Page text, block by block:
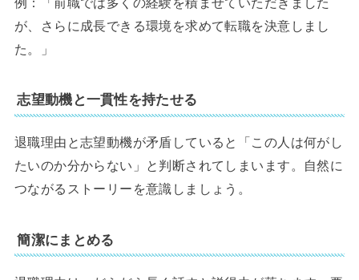
が、さらに成長できる環境を求めて転職を決意しまし
た。」
志望動機と一貫性を持たせる
退職理由と志望動機が矛盾していると「この人は何がし
たいのか分からない」と判断されてしまいます。自然に
つながるストーリーを意識しましょう。
簡潔にまとめる